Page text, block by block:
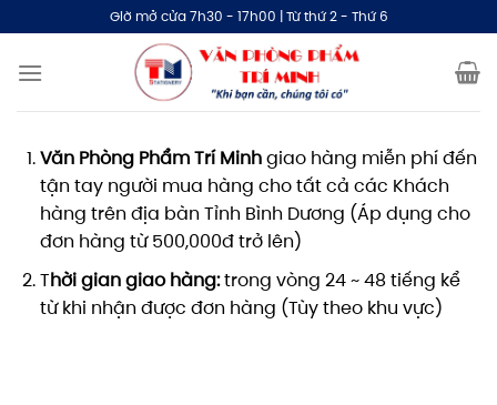
qua
nội
Giờ mở cửa 7h30 - 17h00 | Từ thứ 2 - Thứ 6
Văn Phòng Phẩm Trí Minhgiao hàng miễn phí đến
tận tay người mua hàng cho tất cả các Khách
hàng trên địa bàn Tỉnh Bình Dương (Áp dụng cho
đơn hàng từ 500,000đ trở lên)
Thời gian giao hàng:trong vòng 24 ~ 48 tiếng kể
từ khi nhận được đơn hàng (Tùy theo khu vực)